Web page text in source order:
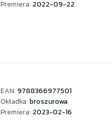
Premiera: 2022-09-22
EAN: 9788366977501
Okładka: broszurowa
Premiera: 2023-02-16